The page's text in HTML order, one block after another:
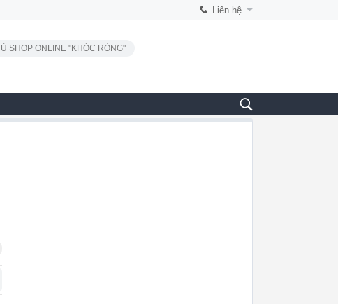
Liên hệ
SHOP ONLINE "KHÓC RÒNG"